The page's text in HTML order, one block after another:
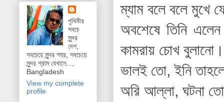
ম্যাম বলে বলে মুখে
অবশেষে তিনি
কামরায় চোখ
ভালই তো, ইনি
অরি আল্লা, ঘটনা তো
পৃথিবীর
সবচে
সুন্দর
দেশ,
সবচেয়ে সুন্দর শহর, সবচেয়ে
সুন্দর গ্রাম যেখানে...,
Bangladesh
View my complete
profile